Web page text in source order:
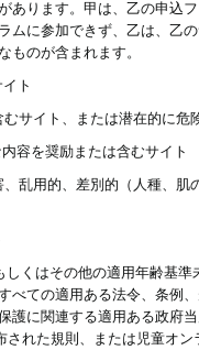
あります。甲は、乙の申込
ムに参加できず、乙は、乙
ものが含まれます。
ト
サイト、または潜在的に
容を奨励または含むサイト
乱用的、差別的（人種、
くはその他の適用年齢基
べての適用ある法令、条例
護に関連する適用ある政府
れた規則、または児童オン